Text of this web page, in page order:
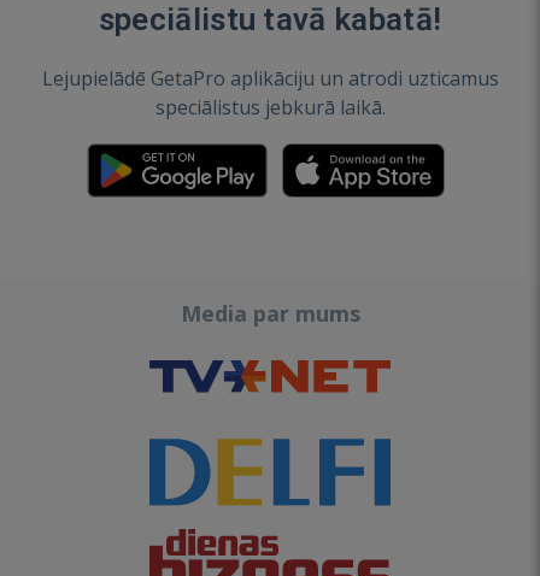
speciālistu tavā kabatā!
Lejupielādē GetaPro aplikāciju un atrodi uzticamus
speciālistus jebkurā laikā.
Media par mums